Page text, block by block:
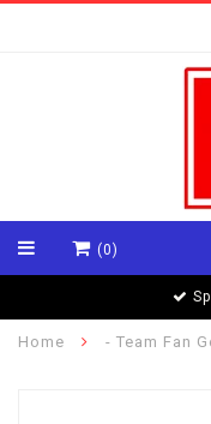
(0)
Home - Team Fan